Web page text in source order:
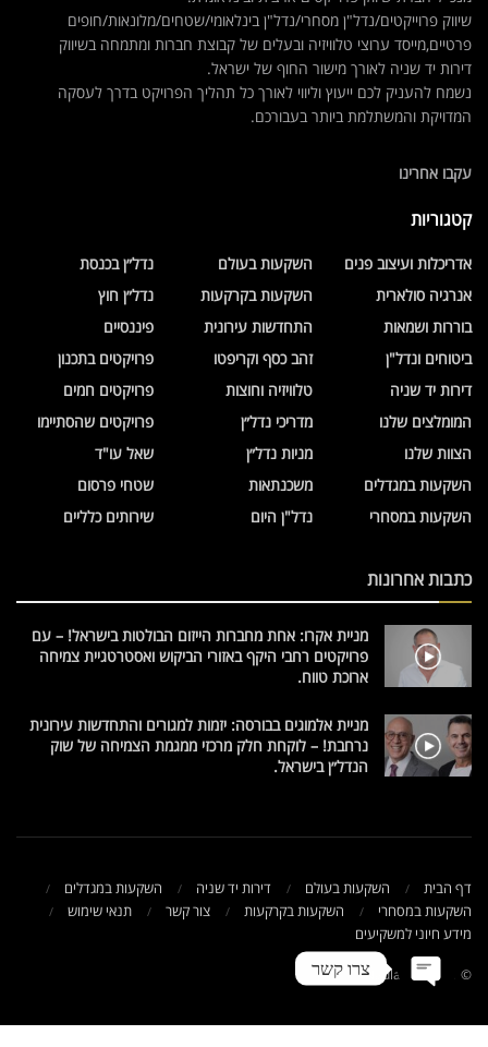
שיווק פרוייקטים/נדל"ן מסחרי/נדל"ן בינלאומי/שטחים/מלונאות/חופים
פרטיים,מייסד ערוצי טלוויזיה ובעלים של קבוצת חברות ומתמחה בשיווק
דירות יד שניה לאורך מישור החוף של ישראל.
נשמח להעניק לכם ייעוץ וליווי לאורך כל תהליך הפרויקט בדרך לעסקה
המדויקת והמשתלמת ביותר בעבורכם.
עקבו אחרינו
קטגוריות
אדריכלות ועיצוב פנים
אנרגיה סולארית
בוררות ושמאות
ביטוחים ונדל"ן
דירות יד שניה
המומלצים שלנו
הצוות שלנו
השקעות במגדלים
השקעות במסחרי
השקעות בעולם
השקעות בקרקעות
התחדשות עירונית
זהב כסף וקריפטו
טלוויזיה וחוצות
מדריכי נדל״ן
מניות נדל״ן
משכנתאות
נדל"ן היום
נדל״ן בכנסת
נדל״ן חוץ
פיננסיים
פרויקטים בתכנון
פרויקטים חמים
פרויקטים שהסתיימו
שאל עו"ד
שטחי פרסום
שירותים כלליים
כתבות אחרונות
מניית אקרו: אחת מחברות הייזום הבולטות בישראל! – עם
פרויקטים רחבי היקף באזורי הביקוש ואסטרטגיית צמיחה
ארוכת טווח.
מניית אלמוגים בבורסה: יזמות למגורים והתחדשות עירונית
נרחבת! – לוקחת חלק מרכזי ממגמת הצמיחה של שוק
הנדל״ן בישראל.
דף הבית השקעות בעולם דירות יד שניה
השקעות במגדלים
השקעות במסחרי
השקעות בקרקעות צור קשר
תנאי שימוש
מידע חיוני למשקיעים
© 2021 NadlanTV צרו קשר